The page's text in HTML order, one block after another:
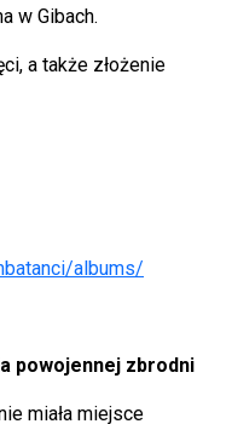
w Gibach.
a także złożenie
albums/
powojennej zbrodni
miała miejsce